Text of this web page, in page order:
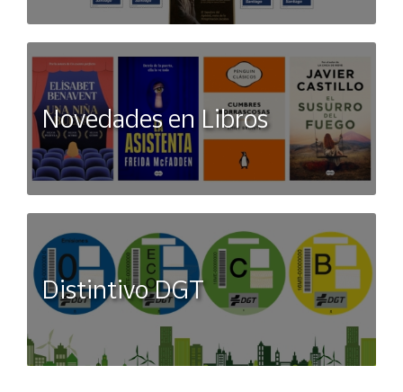
Novedades en Libros
Distintivo DGT